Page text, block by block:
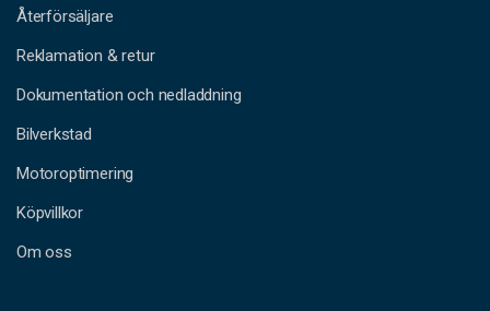
Återförsäljare
Reklamation & retur
Dokumentation och nedladdning
Bilverkstad
Motoroptimering
Köpvillkor
Om oss